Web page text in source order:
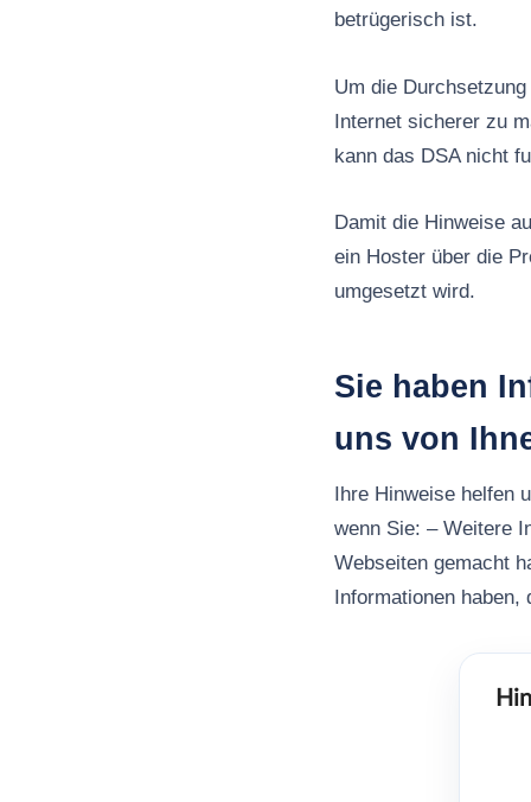
betrügerisch ist.
Um die
Internet sicherer zu
kann das DSA nicht
Damit die Hinweise
ein Hoster über die
umgesetzt wird.
Sie haben
uns von
Ihre Hinweise helfen
wenn Sie: – Weitere
Webseiten gemacht
Informationen